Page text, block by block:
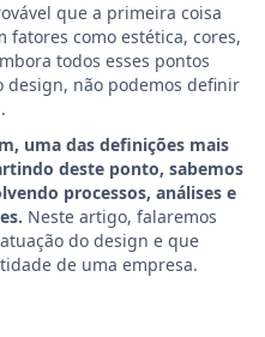
que a primeira coisa
fatores como estética, cores,
todos esses pontos
design, não podemos definir
uma das definições mais
deste ponto, sabemos
processos, análises e
Neste artigo, falaremos
do design e que
de uma empresa.